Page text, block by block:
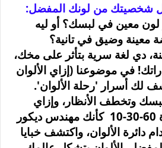
شخصيتك من لونك المفضل:
لون معين في لبسك؟ أو ليه
معينة وضيق في تانية؟
دي لغة سرية بتأثر على مخك،
في موضوعنا (إزاي الألوان
لك أسرار 'رحلة الألوان'.
وتخطف الأنظار، وإزاي
كأنك مهندس ديكور
دائرة الألوان، واكتشف خبايا